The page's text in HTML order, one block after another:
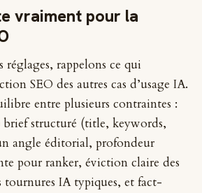
vraiment pour la
réglages, rappelons ce qui
SEO des autres cas d’usage IA.
entre plusieurs contraintes :
brief structuré (title, keywords,
angle éditorial, profondeur
pour ranker, éviction claire des
tournures IA typiques, et fact-